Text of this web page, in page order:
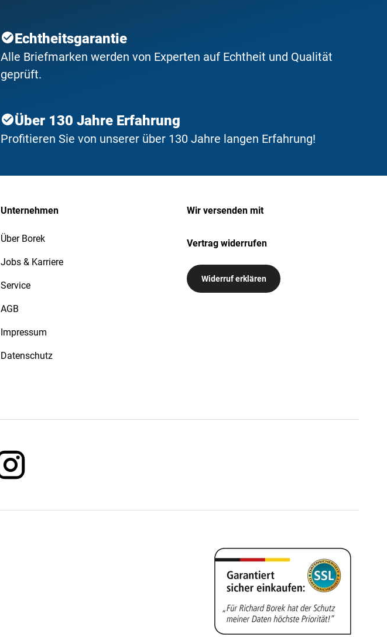
Echtheitsgarantie
Alle Briefmarken werden von Experten auf Echtheit und Qualität
geprüft.
Über 130 Jahre Erfahrung
Profitieren Sie von unserer über 130 Jahre langen Erfahrung!
Unternehmen
Über Borek
Jobs & Karriere
Service
AGB
Impressum
Datenschutz
Wir versenden mit
Vertrag widerrufen
Widerruf erklären